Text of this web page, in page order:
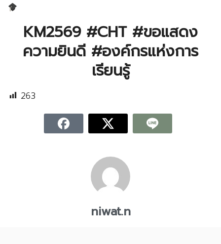
KM2569 #CHT #ขอแสดง
ความยินดี #องค์กรแห่งการ
เรียนรู้
263
niwat.n